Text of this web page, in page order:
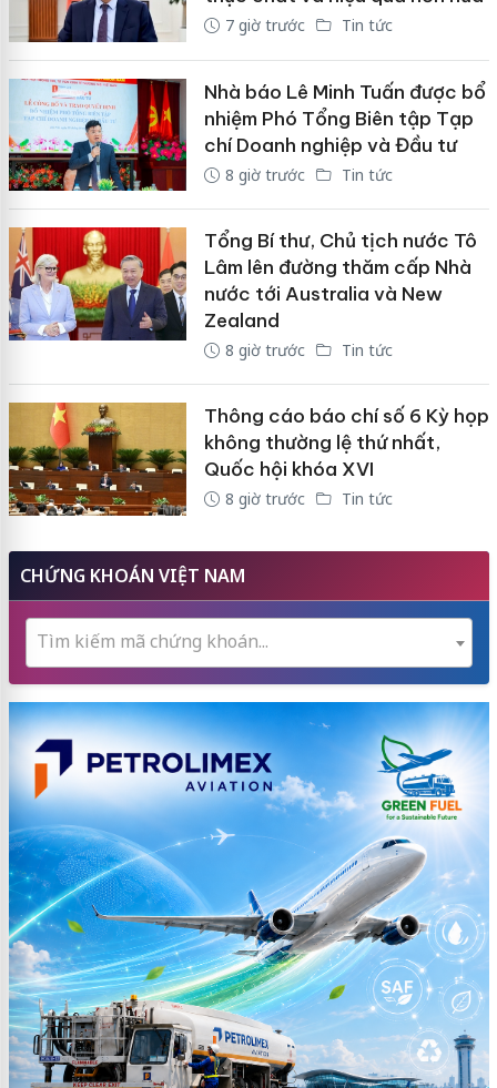
7 giờ trước Tin tức
Nhà báo Lê Minh Tuấn được bổ
nhiệm Phó Tổng Biên tập Tạp
chí Doanh nghiệp và Đầu tư
8 giờ trước Tin tức
Tổng Bí thư, Chủ tịch nước Tô
Lâm lên đường thăm cấp Nhà
nước tới Australia và New
Zealand
8 giờ trước Tin tức
Thông cáo báo chí số 6 Kỳ họp
không thường lệ thứ nhất,
Quốc hội khóa XVI
8 giờ trước Tin tức
CHỨNG KHOÁN VIỆT NAM
Tìm kiếm mã chứng khoán...